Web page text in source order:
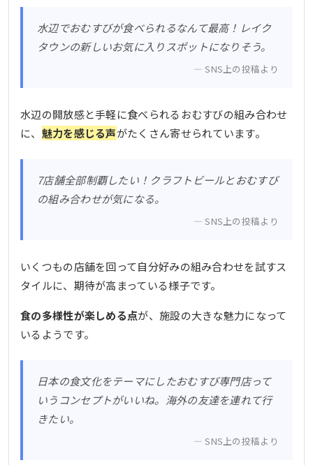
水辺でおむすびが食べられるなんて最高！レイク
タウンの新しいお気に入りスポットになりそう。
SNS上の投稿より
水辺の開放感と手軽に食べられるおむすびの組み合わせ
に、 魅力を感じる声がたくさん寄せられています。
7店舗全部制覇したい！クラフトビールとおむすび
の組み合わせが気になる。
SNS上の投稿より
いくつもの店舗を回って自分好みの組み合わせを試すス
タイルに、期待が高まっている様子です。
食の多様性が楽しめる点が、施設の大きな魅力になって
いるようです。
日本の食文化をテーマにしたおむすび専門店って
いうコンセプトがいいね。海外の友達を連れて行
きたい。
SNS上の投稿より